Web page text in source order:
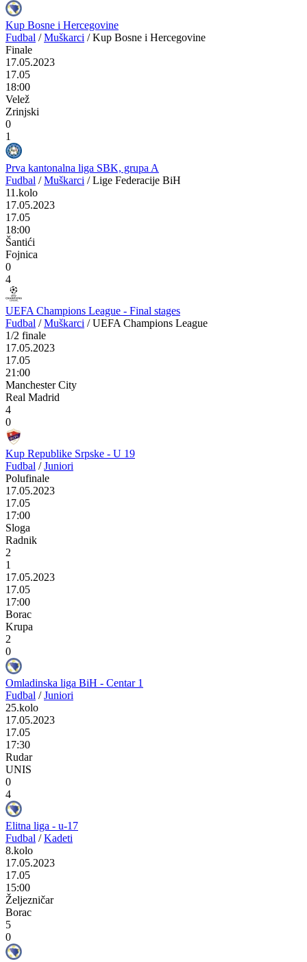
Kup Bosne i Hercegovine
Fudbal / Muškarci / Kup Bosne i Hercegovine
Finale
17.05.2023
17.05
18:00
Velež
Zrinjski
0
1
Prva kantonalna liga SBK, grupa A
Fudbal / Muškarci / Lige Federacije BiH
11.kolo
17.05.2023
17.05
18:00
Šantići
Fojnica
0
4
UEFA Champions League - Final stages
Fudbal / Muškarci / UEFA Champions League
1/2 finale
17.05.2023
17.05
21:00
Manchester City
Real Madrid
4
0
Kup Republike Srpske - U 19
Fudbal / Juniori
Polufinale
17.05.2023
17.05
17:00
Sloga
Radnik
2
1
17.05.2023
17.05
17:00
Borac
Krupa
2
0
Omladinska liga BiH - Centar 1
Fudbal / Juniori
25.kolo
17.05.2023
17.05
17:30
Rudar
UNIS
0
4
Elitna liga - u-17
Fudbal / Kadeti
8.kolo
17.05.2023
17.05
15:00
Željezničar
Borac
5
0